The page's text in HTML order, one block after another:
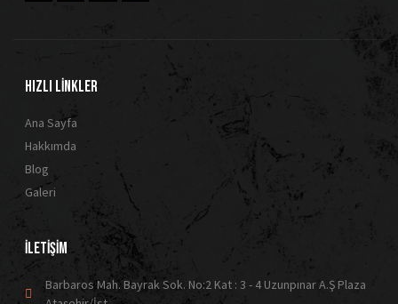
HIZLI LİNKLER
Ana Sayfa
Hakkımda
Blog
Galeri
İLETİŞİM
Barbaros Mah. Bayrak Sok. No:2 Kat : 3 - 4 Uzunpınar A.Ş Plaza